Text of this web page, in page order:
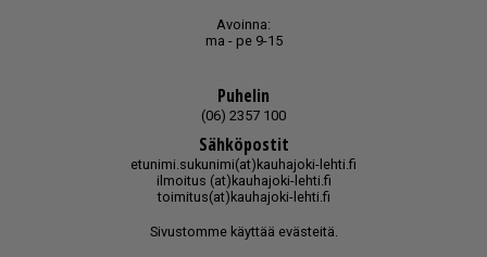
Avoinna:
ma - pe 9-15
Puhelin
(06) 2357 100
Sähköpostit
etunimi.sukunimi(at)kauhajoki-lehti.fi
ilmoitus (at)kauhajoki-lehti.fi
toimitus(at)kauhajoki-lehti.fi
Sivustomme käyttää evästeitä.